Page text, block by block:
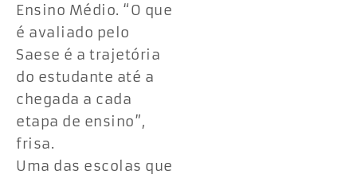
Ensino Médio. “O que
é avaliado pelo
Saese é a trajetória
do estudante até a
chegada a cada
etapa de ensino”,
frisa.
Uma das escolas que